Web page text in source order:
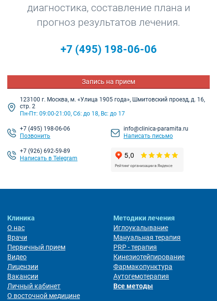
диагностика, составление плана и
прогноз результатов лечения.
+7 (495) 198-06-06
Запись на прием
123100 г. Москва, м. «Улица 1905 года», Шмитовский проезд, д. 16,
стр. 2
Пн-Пт: 09:00-21:00, Сб: до 18, Вс: до 17
+7 (495) 198-06-06
Позвонить
info@clinica-paramita.ru
Написать письмо
+7 (926) 692-59-89
Написать в Telegram
Клиника
О нас
Врачи
Первичный прием
Видео
Лицензии
Вакансии
Личный кабинет
О восточной медицине
Методики лечения
Иглоукалывание
Мануальная терапия
PRP - терапия
Кинезиотейпирование
Фармакопунктура
Аутогемотерапия
Все методы